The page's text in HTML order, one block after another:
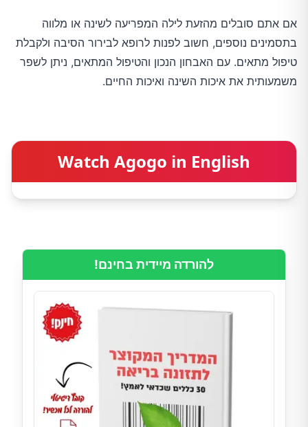
אם אתם סובלים מהזעת לילה המפריעה לשינה או מלווה
בתסמינים נוספים, חשוב לפנות לרופא לבירור הסיבה ולקבלת
טיפול מתאים. עם האבחון הנכון והטיפול המתאים, ניתן לשפר
משמעותית את איכות השינה ואיכות החיים.
Watch Agogo in English
להורדה מיידית בחינם!